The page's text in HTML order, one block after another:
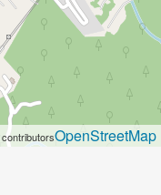
contributorsOpenStreetMap